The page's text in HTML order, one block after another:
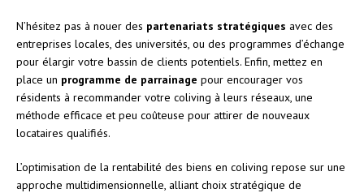
N’hésitez pas à nouer des partenariats stratégiques avec des
entreprises locales, des universités, ou des programmes d’échange
pour élargir votre bassin de clients potentiels. Enfin, mettez en
place un programme de parrainage pour encourager vos
résidents à recommander votre coliving à leurs réseaux, une
méthode efficace et peu coûteuse pour attirer de nouveaux
locataires qualifiés.
L’optimisation de la rentabilité des biens en coliving repose sur une
approche multidimensionnelle, alliant choix stratégique de